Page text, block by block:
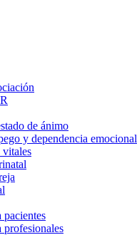
de ánimo
y dependencia emocional
pacientes
profesionales